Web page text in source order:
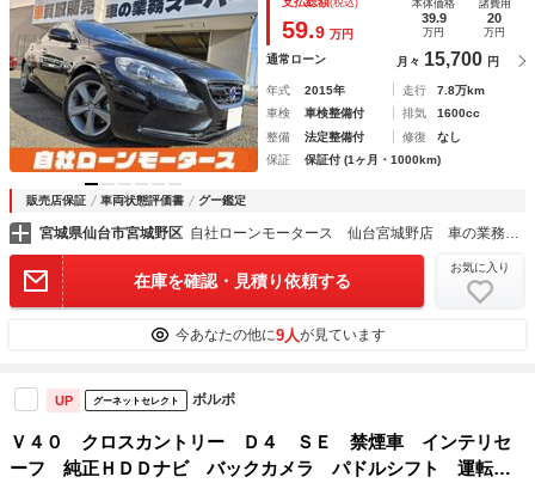
ーシート★アイドリングストップ
59.9 万円
本体価格
39.9
万円
諸費用
20
万円
通常ローン 月々 15,700 円
年式 2015年 走行
7.8万km
車検
車検整備付 排気
1600cc
整備
法定整備付 修復
なし
保証
保証付 (1ヶ月・1000km)
販売店保証 車両状態評価書 グー鑑定
宮城県仙台市宮城野区 自社ローンモータース 仙台宮城野店 車の業務スーパー
在庫を確認・見積り依頼する
お気に入り
今あなたの他に9人が見ています
UP グーネットセレクト ボルボ
Ｖ４０ クロスカントリー Ｄ４ ＳＥ 禁煙車 インテリセ
ーフ 純正ＨＤＤナビ バックカメラ パドルシフト 運転席